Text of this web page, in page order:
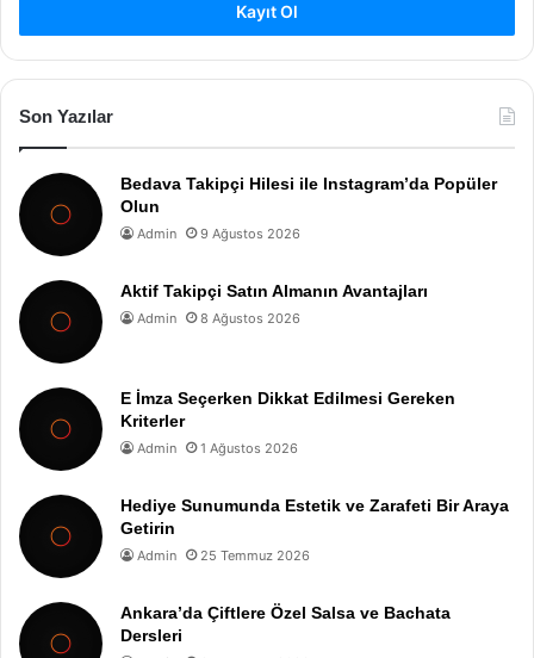
Kayıt Ol
Son Yazılar
Bedava Takipçi Hilesi ile Instagram’da Popüler
Olun
Admin 9 Ağustos 2026
Aktif Takipçi Satın Almanın Avantajları
Admin 8 Ağustos 2026
E İmza Seçerken Dikkat Edilmesi Gereken
Kriterler
Admin 1 Ağustos 2026
Hediye Sunumunda Estetik ve Zarafeti Bir Araya
Getirin
Admin 25 Temmuz 2026
Ankara’da Çiftlere Özel Salsa ve Bachata
Dersleri